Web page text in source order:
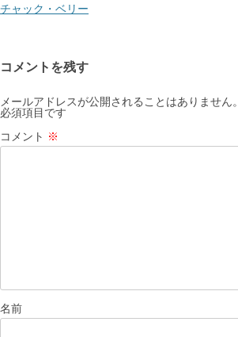
ゲ
ョ
ン
チャック・ベリー
コメントを残す
メールアドレスが公開されることはありません。
必須項目です
コメント ※
名前